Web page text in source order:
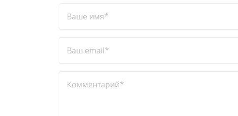
Ваше имя*
Ваш email*
Комментарий*